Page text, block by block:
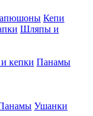
Кепи
Шляпы и
кепки Панамы
Ушанки